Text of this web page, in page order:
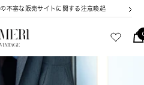
不審な販売サイトに関する注意喚起
次